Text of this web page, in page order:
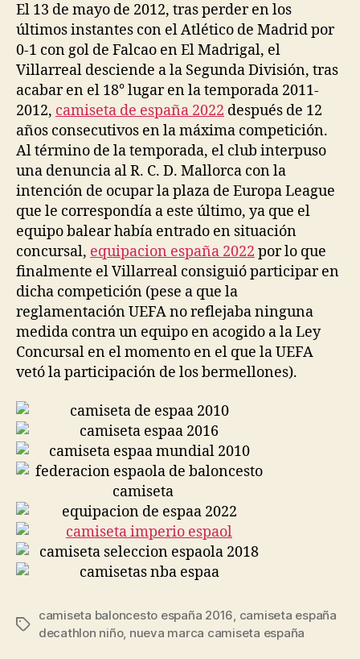
El 13 de mayo de 2012, tras perder en los
últimos instantes con el Atlético de Madrid por
0-1 con gol de Falcao en El Madrigal, el
Villarreal desciende a la Segunda División, tras
acabar en el 18° lugar en la temporada 2011-
2012, camiseta de españa 2022 después de 12
años consecutivos en la máxima competición.
Al término de la temporada, el club interpuso
una denuncia al R. C. D. Mallorca con la
intención de ocupar la plaza de Europa League
que le correspondía a este último, ya que el
equipo balear había entrado en situación
concursal, equipacion españa 2022 por lo que
finalmente el Villarreal consiguió participar en
dicha competición (pese a que la
reglamentación UEFA no reflejaba ninguna
medida contra un equipo en acogido a la Ley
Concursal en el momento en el que la UEFA
vetó la participación de los bermellones).
Etiquetas
camiseta baloncesto españa 2016, camiseta españa
decathlon niño, nueva marca camiseta españa